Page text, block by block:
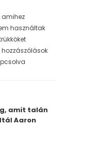
amihez
használtak
hozzászólások
amit talán
Aaron